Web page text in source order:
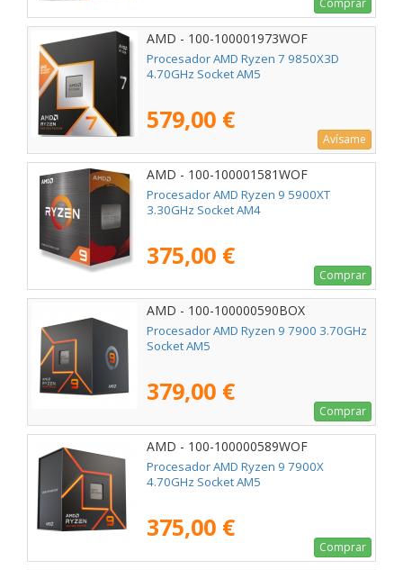
Comprar
AMD - 100-100001973WOF
Procesador AMD Ryzen 7 9850X3D
4.70GHz Socket AM5
579,00 €
Avísame
AMD - 100-100001581WOF
Procesador AMD Ryzen 9 5900XT
3.30GHz Socket AM4
375,00 €
Comprar
AMD - 100-100000590BOX
Procesador AMD Ryzen 9 7900 3.70GHz
Socket AM5
379,00 €
Comprar
AMD - 100-100000589WOF
Procesador AMD Ryzen 9 7900X
4.70GHz Socket AM5
375,00 €
Comprar